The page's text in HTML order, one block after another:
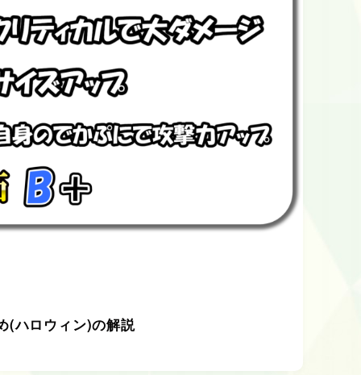
(ハロウィン)の解説